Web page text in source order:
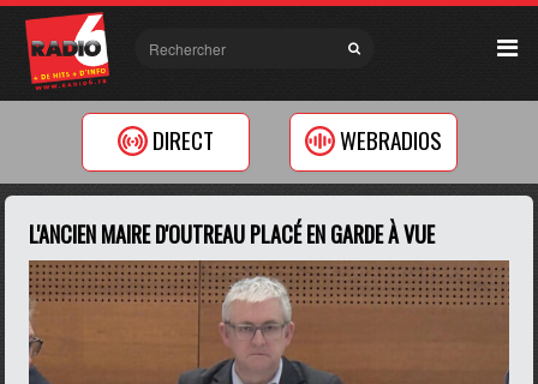
DIRECT WEBRADIOS
L'ANCIEN MAIRE D'OUTREAU PLACÉ EN GARDE À VUE